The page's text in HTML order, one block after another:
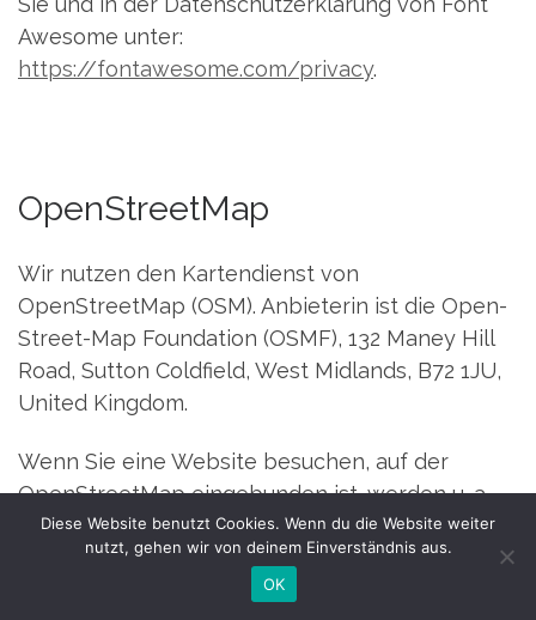
Awesome unter:
https://fontawesome.com/privacy.
OpenStreetMap
Wir nutzen den Kartendienst von
OpenStreetMap (OSM). Anbieterin ist die Open-
Street-Map Foundation (OSMF), 132 Maney Hill
Road, Sutton Coldfield, West Midlands, B72 1JU,
United Kingdom.
Wenn Sie eine Website besuchen, auf der
OpenStreetMap eingebunden ist, werden u. a.
Ihre IP-Adresse und weitere Informationen über
Ihr Verhalten auf dieser Website an die OSMF
weitergeleitet. OpenStreetMap speichert hierzu
Diese Website benutzt Cookies. Wenn du die Website weiter
nutzt, gehen wir von deinem Einverständnis aus.
OK